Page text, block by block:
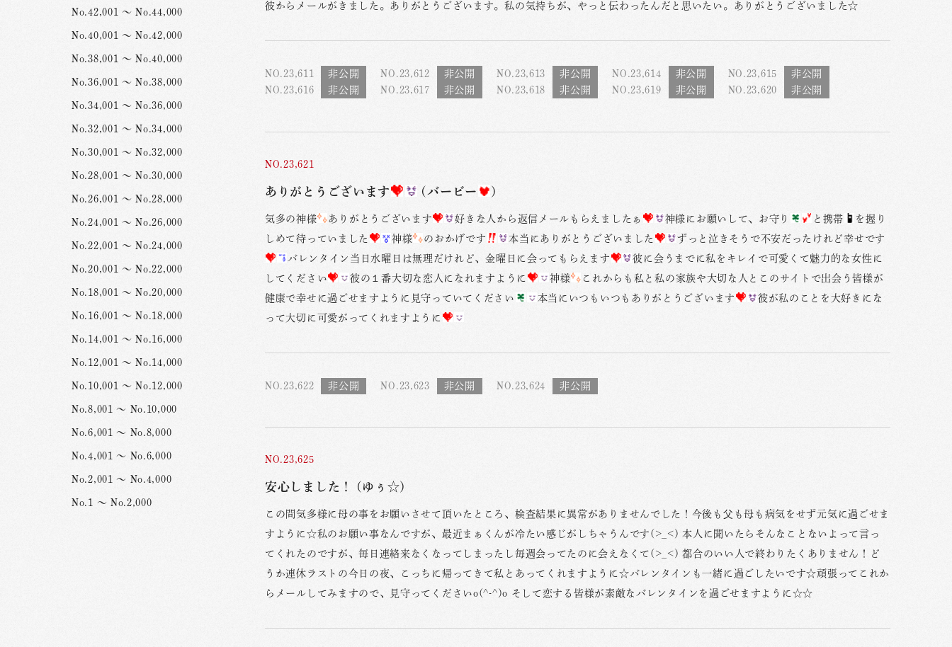
彼からメールがきました。ありがとうございます。私の気持ちが、やっと伝わったんだと思いたい。ありがとうございました☆
NO.23,611 NO.23,612 NO.23,613 NO.23,614
NO.23,615
NO.23,616
NO.23,617 NO.23,618 NO.23,619 NO.23,620
NO.23,621
ありがとうございます (バービー )
気多の神様 ありがとうございます 好きな人から返信メールもらえましたぁ 神様にお願いして、お守り と携帯
を握り
しめて待っていました
神様 のおかげです 本当にありがとうございました
ずっと泣きそうで不安だったけれど幸せです
バレンタイン当日水曜日は無理だけれど、金曜日に会ってもらえます
彼に会うまでに私をキレイで可愛くて魅力的な女性に
してください
彼の１番大切な恋人になれますように 神様
これからも私と私の家族や大切な人とこのサイトで出会う皆様が
健康で幸せに過ごせますように見守っていてください
本当にいつもいつもありがとうございます
彼が私のことを大好きにな
って大切に可愛がってくれますように
NO.23,622 NO.23,623 NO.23,624
NO.23,625
安心しました！ (ゆぅ☆)
この間気多様に母の事をお願いさせて頂いたところ、検査結果に異常がありませんでした！今後も父も母も病気をせず元気に過ごせま
すように☆私のお願い事なんですが、最近まぁくんが冷たい感じがしちゃうんです(>_<) 本人に聞いたらそんなことないよって言っ
てくれたのですが、毎日連絡来なくなってしまったし毎週会ってたのに会えなくて(>_<) 都合のいい人で終わりたくありません！ど
うか連休ラストの今日の夜、こっちに帰ってきて私とあってくれますように☆バレンタインも一緒に過ごしたいです☆頑張ってこれか
らメールしてみますので、見守ってくださいo(^-^)o そして恋する皆様が素敵なバレンタインを過ごせますように☆☆
No.42,001 ～ No.44,000
No.40,001 ～ No.42,000
No.38,001 ～ No.40,000
No.36,001 ～ No.38,000
No.34,001 ～ No.36,000
No.32,001 ～ No.34,000
No.30,001 ～ No.32,000
No.28,001 ～ No.30,000
No.26,001 ～ No.28,000
No.24,001 ～ No.26,000
No.22,001 ～ No.24,000
No.20,001 ～ No.22,000
No.18,001 ～ No.20,000
No.16,001 ～ No.18,000
No.14,001 ～ No.16,000
No.12,001 ～ No.14,000
No.10,001 ～ No.12,000
No.8,001 ～ No.10,000
No.6,001 ～ No.8,000
No.4,001 ～ No.6,000
No.2,001 ～ No.4,000
No.1 ～ No.2,000